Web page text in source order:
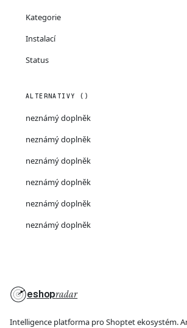
Kategorie
Instalací
Status
ALTERNATIVY ()
neznámý doplněk
neznámý doplněk
neznámý doplněk
neznámý doplněk
neznámý doplněk
neznámý doplněk
eshopradar
Intelligence platforma pro Shoptet ekosystém.